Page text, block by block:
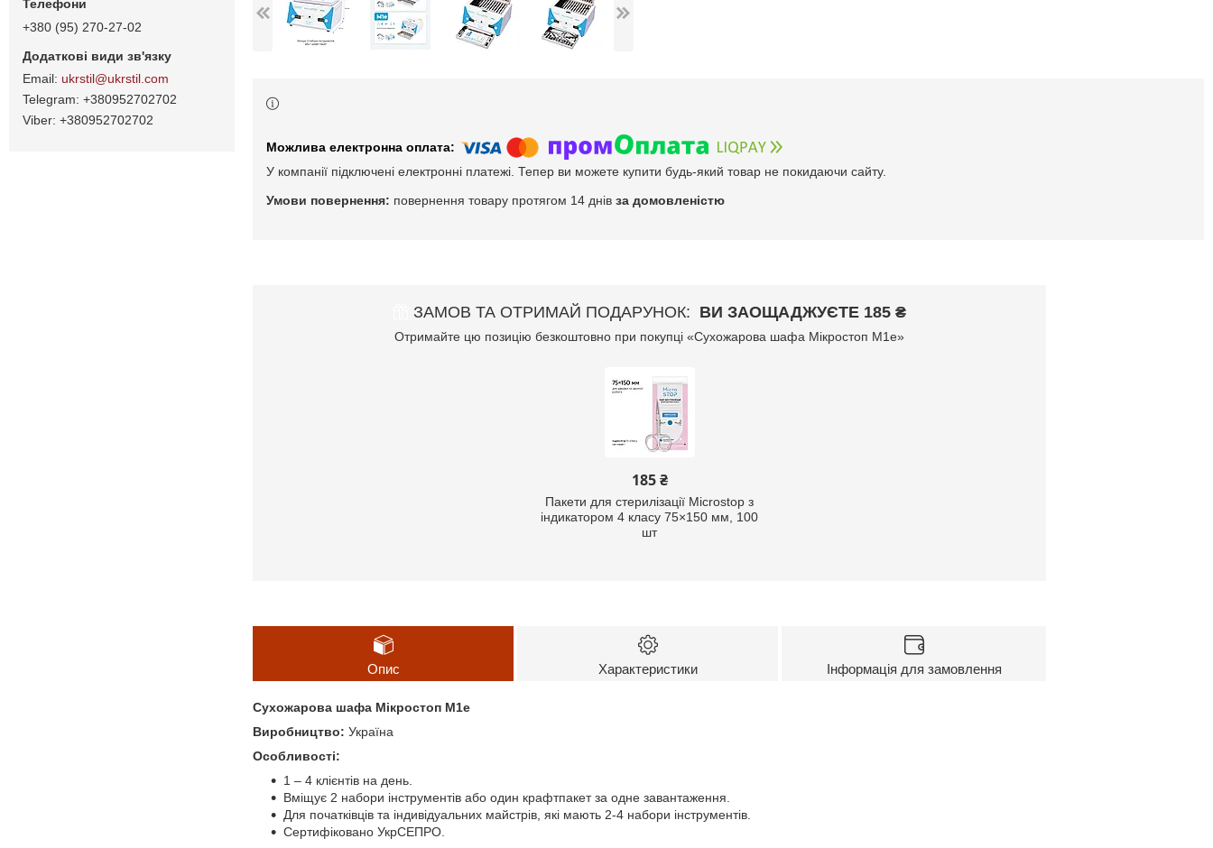
У компанії підключені електронні платежі. Тепер ви можете купити будь-який товар не покидаючи сайту.
повернення товару протягом 14 днів за домовленістю
ЗАМОВ ТА ОТРИМАЙ ПОДАРУНОК ВИ ЗАОЩАДЖУЄТЕ 185 ₴
Отримайте цю позицію безкоштовно при покупці «Сухожарова шафа Мікростоп М1е»
185 ₴
Пакети для стерилізації Microstop з
індикатором 4 класу 75×150 мм, 100
шт
Опис Характеристики Інформація для замовлення
Сухожарова шафа Мікростоп М1е
Виробництво: Україна
Особливості:
1 – 4 клієнтів на день.
Вміщує 2 набори інструментів або один крафтпакет за одне завантаження.
Для початківців та індивідуальних майстрів, які мають 2-4 набори інструментів.
Сертифіковано УкрСЕПРО.
+380 (95) 270-27-02
ukrstil@ukrstil.com
+380952702702
+380952702702